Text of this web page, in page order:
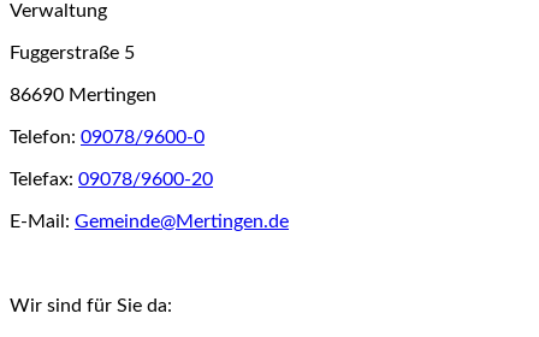
Verwaltung
Fuggerstraße 5
86690 Mertingen
Telefon: 09078/9600-0
Telefax: 09078/9600-20
E-Mail: Gemeinde@Mertingen.de
Wir sind für Sie da: